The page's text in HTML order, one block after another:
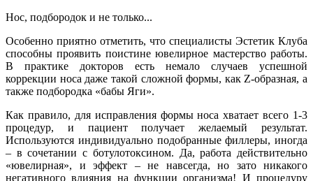
Нос, подбородок и не только...
Особенно приятно отметить, что специалисты Эстетик Клуба
способны проявить поистине ювелирное мастерство работы.
В практике докторов есть немало случаев успешной
коррекции носа даже такой сложной формы, как Z-образная, а
также подбородка «бабы Яги».
Как правило, для исправления формы носа хватает всего 1-3
процедур, и пациент получает желаемый результат.
Используются индивидуально подобранные филлеры, иногда
– в сочетании с ботулотоксином. Да, работа действительно
«ювелирная», и эффект – не навсегда, но зато никакого
негативного влияния на функции организма! И процедуру